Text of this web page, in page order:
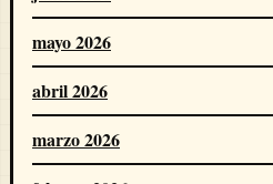
mayo 2026
abril 2026
marzo 2026